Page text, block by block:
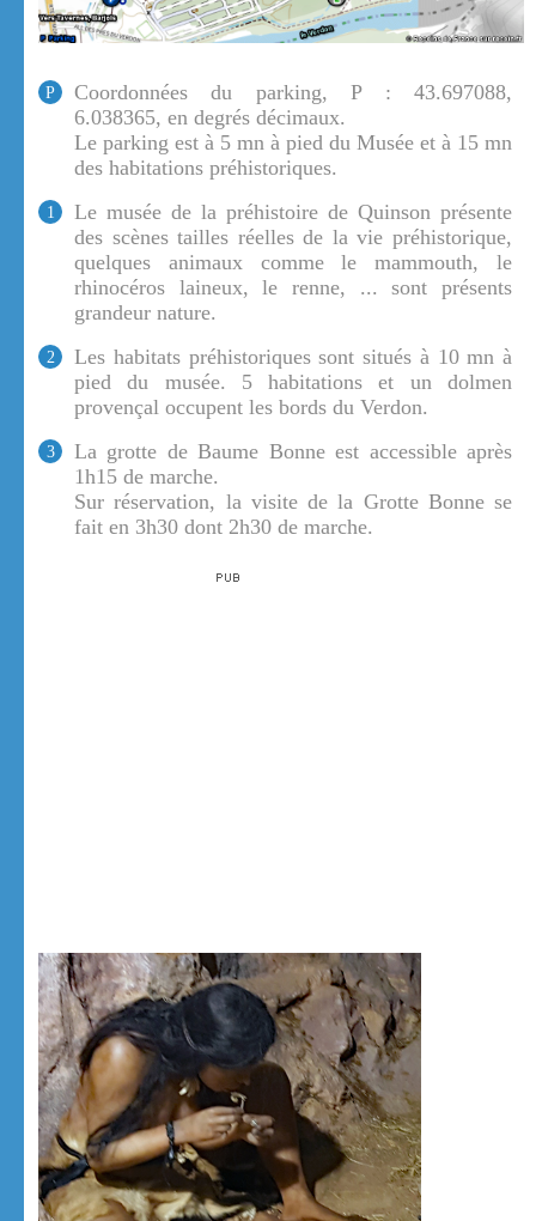
P
Coordonnées du parking, P : 43.697088,
6.038365, en degrés décimaux.
Le parking est à 5 mn à pied du Musée et à 15 mn
des habitations préhistoriques.
1
Le musée de la préhistoire de Quinson présente
des scènes tailles réelles de la vie préhistorique,
quelques animaux comme le mammouth, le
rhinocéros laineux, le renne, ... sont présents
grandeur nature.
2
Les habitats préhistoriques sont situés à 10 mn à
pied du musée. 5 habitations et un dolmen
provençal occupent les bords du Verdon.
3
La grotte de Baume Bonne est accessible après
1h15 de marche.
Sur réservation, la visite de la Grotte Bonne se
fait en 3h30 dont 2h30 de marche.